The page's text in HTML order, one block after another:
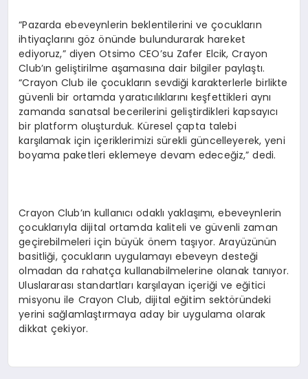
“Pazarda ebeveynlerin beklentilerini ve çocukların
ihtiyaçlarını göz önünde bulundurarak hareket
ediyoruz,” diyen Otsimo CEO’su Zafer Elcik, Crayon
Club’ın geliştirilme aşamasına dair bilgiler paylaştı.
“Crayon Club ile çocukların sevdiği karakterlerle birlikte
güvenli bir ortamda yaratıcılıklarını keşfettikleri aynı
zamanda sanatsal becerilerini geliştirdikleri kapsayıcı
bir platform oluşturduk. Küresel çapta talebi
karşılamak için içeriklerimizi sürekli güncelleyerek, yeni
boyama paketleri eklemeye devam edeceğiz,” dedi.
Crayon Club’ın kullanıcı odaklı yaklaşımı, ebeveynlerin
çocuklarıyla dijital ortamda kaliteli ve güvenli zaman
geçirebilmeleri için büyük önem taşıyor. Arayüzünün
basitliği, çocukların uygulamayı ebeveyn desteği
olmadan da rahatça kullanabilmelerine olanak tanıyor.
Uluslararası standartları karşılayan içeriği ve eğitici
misyonu ile Crayon Club, dijital eğitim sektöründeki
yerini sağlamlaştırmaya aday bir uygulama olarak
dikkat çekiyor.